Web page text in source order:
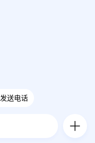
发送电话